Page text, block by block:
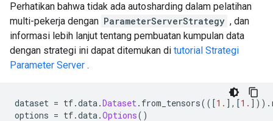
Perhatikan bahwa tidak ada autosharding dalam pelatihan
multi-pekerja dengan ParameterServerStrategy , dan
informasi lebih lanjut tentang pembuatan kumpulan data
dengan strategi ini dapat ditemukan di tutorial Strategi
Parameter Server .
dataset = tf.data.Dataset. from_tensors(([1. ],[1. ])).
options = tf.data.Options()